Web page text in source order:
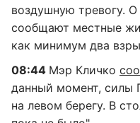
воздушную тревогу.
сообщают местные
как минимум два
08:44 Мэр Кличко
данный момент, силы
на левом берегу. В